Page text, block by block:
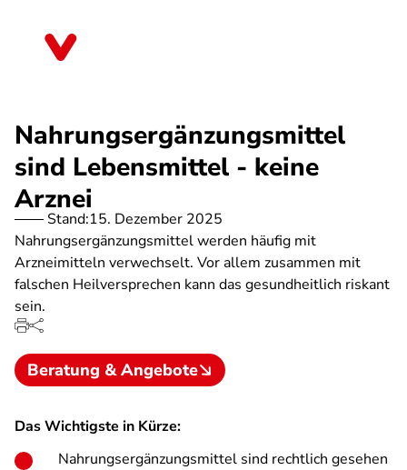
Nahrungsergänzungsmittel
sind Lebensmittel - keine
Arznei
Stand:15. Dezember 2025
Nahrungsergänzungsmittel werden häufig mit
Arzneimitteln verwechselt. Vor allem zusammen mit
falschen Heilversprechen kann das gesundheitlich riskant
sein.
Beratung & Angebote
Das Wichtigste in Kürze:
Nahrungsergänzungsmittel sind rechtlich gesehen